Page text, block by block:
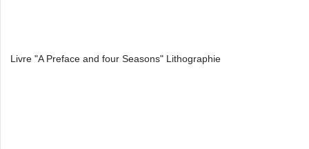
Livre "A Preface and four Seasons" Lithographie